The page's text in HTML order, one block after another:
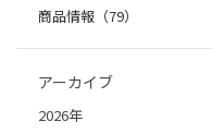
商品情報（79）
アーカイブ
2026年